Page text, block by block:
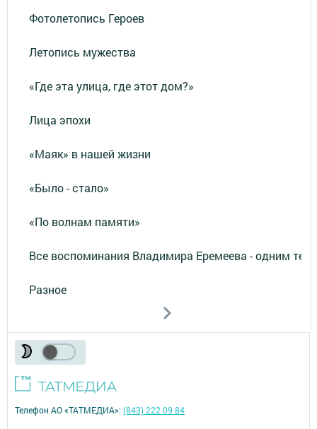
Фотолетопись Героев
Летопись мужества
«Где эта улица, где этот дом?»
Лица эпохи
«Маяк» в нашей жизни
«Было - стало»
«По волнам памяти»
Все воспоминания Владимира Еремеева - одним
Разное
Телефон АО «ТАТМЕДИА»:(843) 222 09 84